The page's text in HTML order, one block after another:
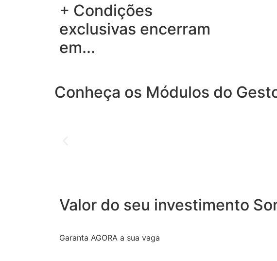
+ Condições
exclusivas encerram
em...
Conheça os Módulos do
Valor do seu investimento
Garanta AGORA a sua vaga